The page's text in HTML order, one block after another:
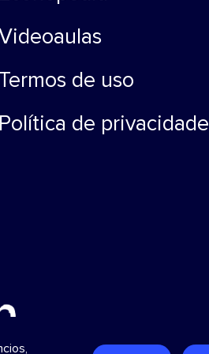
Termos de uso
Política de privacidade